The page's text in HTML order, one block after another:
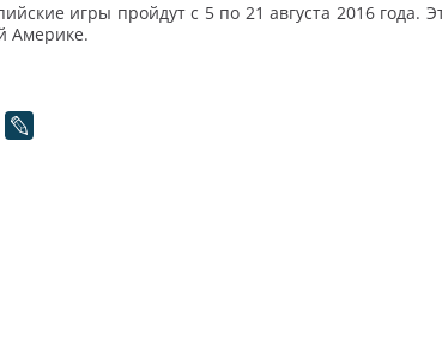
игры пройдут с 5 по 21 августа 2016
Америке.